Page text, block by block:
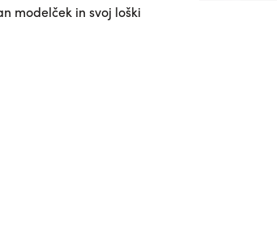
modelček in svoj loški